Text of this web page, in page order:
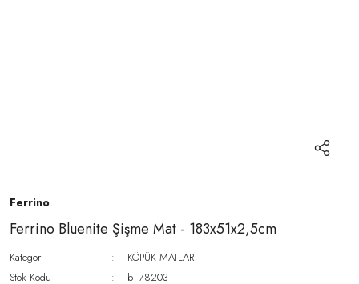
Ferrino
Ferrino Bluenite Şişme Mat - 183x51x2,5cm
Kategori
KÖPÜK MATLAR
Stok Kodu
b_78203